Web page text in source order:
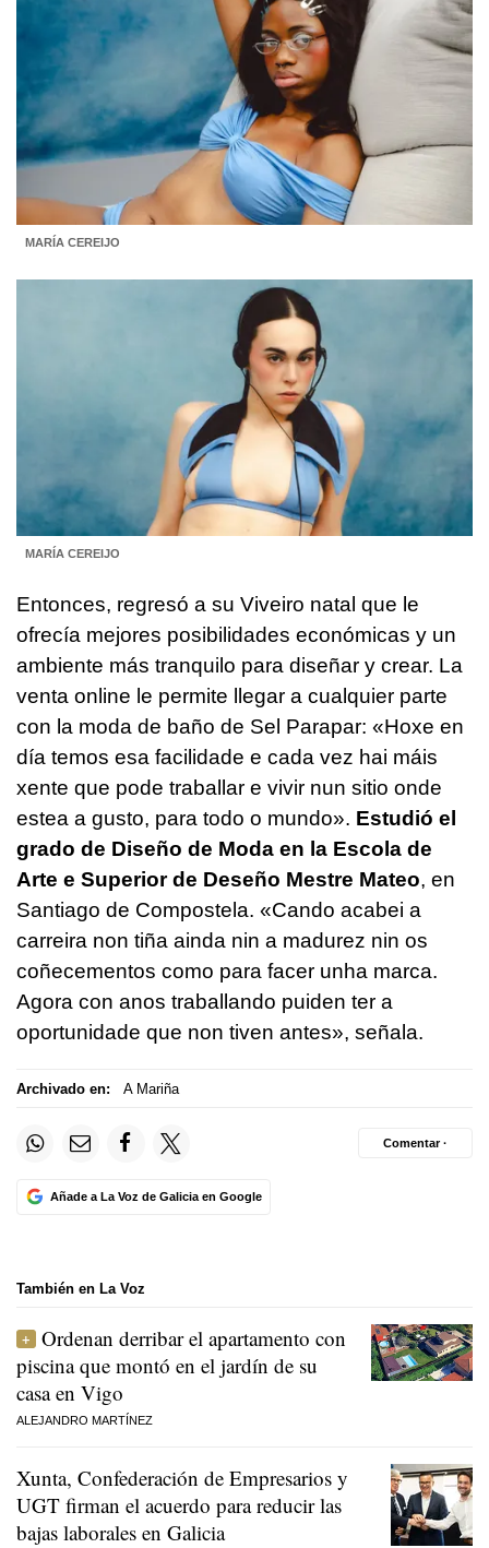
MARÍA CEREIJO
MARÍA CEREIJO
Entonces, regresó a su Viveiro natal que le
ofrecía mejores posibilidades económicas y un
ambiente más tranquilo para diseñar y crear. La
venta online le permite llegar a cualquier parte
con la moda de baño de Sel Parapar: «Hoxe en
día temos esa facilidade e cada vez hai máis
xente que pode traballar e vivir nun sitio onde
estea a gusto, para todo o mundo». Estudió el
grado de Diseño de Moda en la Escola de
Arte e Superior de Deseño Mestre Mateo, en
Santiago de Compostela. «Cando acabei a
carreira non tiña ainda nin a madurez nin os
coñecementos como para facer unha marca.
Agora con anos traballando puiden ter a
oportunidade que non tiven antes», señala.
Archivado en: A Mariña
Añade a La Voz de Galicia en Google
Comentar ·
También en La Voz
Ordenan derribar el apartamento con
piscina que montó en el jardín de su
casa en Vigo
ALEJANDRO MARTÍNEZ
Xunta, Confederación de Empresarios y
UGT firman el acuerdo para reducir las
bajas laborales en Galicia